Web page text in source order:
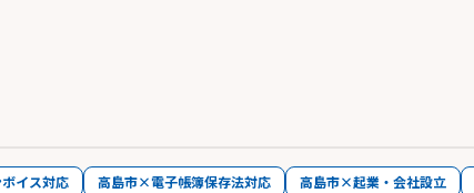
イス対応 高島市×電子帳簿保存法対応 高島市×起業・会社設立